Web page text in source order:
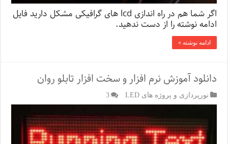
اگر شما هم در راه اندازی lcd های گرافیکی مشکل دارید فایل
ادامه نوشته را از دست ندهید.
ادامه نوشته »
دانلود آموزش نرم افزار و سخت افزار تابلو روان
نورپردازی و پروژه های LED 3